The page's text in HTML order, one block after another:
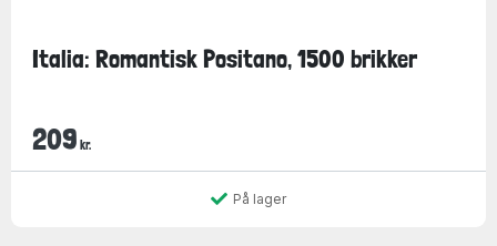
Italia: Romantisk Positano, 1500 brikker
209 kr.
På lager